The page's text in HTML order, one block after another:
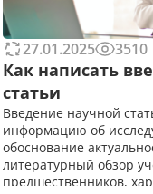
27.01.2025
3510
Как написать
статьи
Введение научной
информацию об
обоснование
литературный обзор
предшественников,